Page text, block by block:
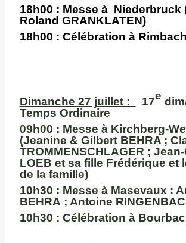
18h00 : Messe à Niederbruck
Roland GRANKLATEN)
18h00 : Célébration à Rimbach
Dimanche 27 juillet : 17e
Temps Ordinaire
09h00 : Messe à Kirchberg-
(Jeanine & Gilbert BEHRA ;
TROMMENSCHLAGER ;
LOEB et sa fille Frédérique et
de la famille)
10h30 : Messe à Masevaux :
BEHRA ; Antoine
10h30 : Célébration à